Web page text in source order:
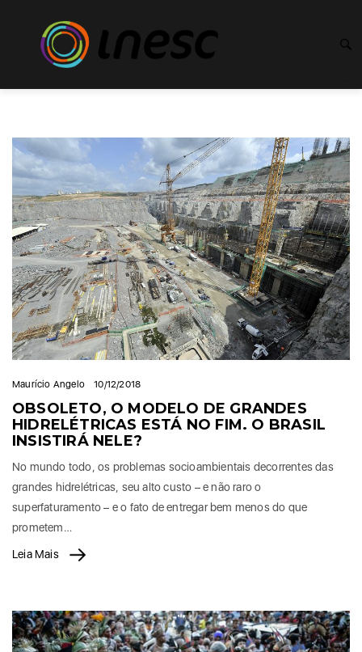
Maurício Angelo 10/12/2018
OBSOLETO, O MODELO DE GRANDES
HIDRELÉTRICAS ESTÁ NO FIM. O BRASIL
INSISTIRÁ NELE?
No mundo todo, os problemas socioambientais decorrentes das
grandes hidrelétricas, seu alto custo – e não raro o
superfaturamento – e o fato de entregar bem menos do que
prometem…
Leia Mais